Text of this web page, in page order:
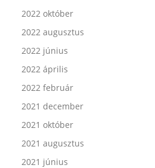
2022 október
2022 augusztus
2022 június
2022 április
2022 február
2021 december
2021 október
2021 augusztus
2021 június